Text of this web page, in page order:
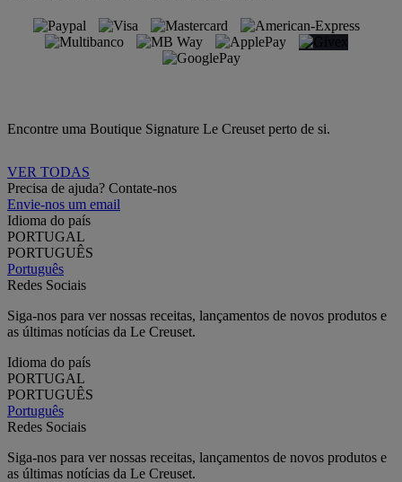
Encontre uma Boutique Signature Le Creuset perto de si.
VER TODAS
Precisa de ajuda? Contate-nos
Envie-nos um email
Idioma do país
PORTUGAL
PORTUGUÊS
Português
Redes Sociais
Siga-nos para ver nossas receitas, lançamentos de novos produtos e
as últimas notícias da Le Creuset.
Idioma do país
PORTUGAL
PORTUGUÊS
Português
Redes Sociais
Siga-nos para ver nossas receitas, lançamentos de novos produtos e
as últimas notícias da Le Creuset.